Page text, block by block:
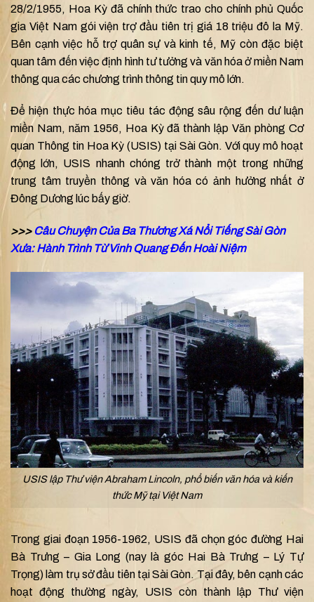
28/2/1955, Hoa Kỳ đã chính thức trao cho chính phủ Quốc
gia Việt Nam gói viện trợ đầu tiên trị giá 18 triệu đô la Mỹ.
Bên cạnh việc hỗ trợ quân sự và kinh tế, Mỹ còn đặc biệt
quan tâm đến việc định hình tư tưởng và văn hóa ở miền Nam
thông qua các chương trình thông tin quy mô lớn.
Để hiện thực hóa mục tiêu tác động sâu rộng đến dư luận
miền Nam, năm 1956, Hoa Kỳ đã thành lập Văn phòng Cơ
quan Thông tin Hoa Kỳ (USIS) tại Sài Gòn. Với quy mô hoạt
động lớn, USIS nhanh chóng trở thành một trong những
trung tâm truyền thông và văn hóa có ảnh hưởng nhất ở
Đông Dương lúc bấy giờ.
>>> Câu Chuyện Của Ba Thương Xá Nổi Tiếng Sài Gòn
Xưa: Hành Trình Từ Vinh Quang Đến Hoài Niệm
USIS lập Thư viện Abraham Lincoln, phổ biến văn hóa và kiến
thức Mỹ tại Việt Nam
Trong giai đoạn 1956-1962, USIS đã chọn góc đường Hai
Bà Trưng – Gia Long (nay là góc Hai Bà Trưng – Lý Tự
Trọng) làm trụ sở đầu tiên tại Sài Gòn. Tại đây, bên cạnh các
hoạt động thường ngày, USIS còn thành lập Thư viện